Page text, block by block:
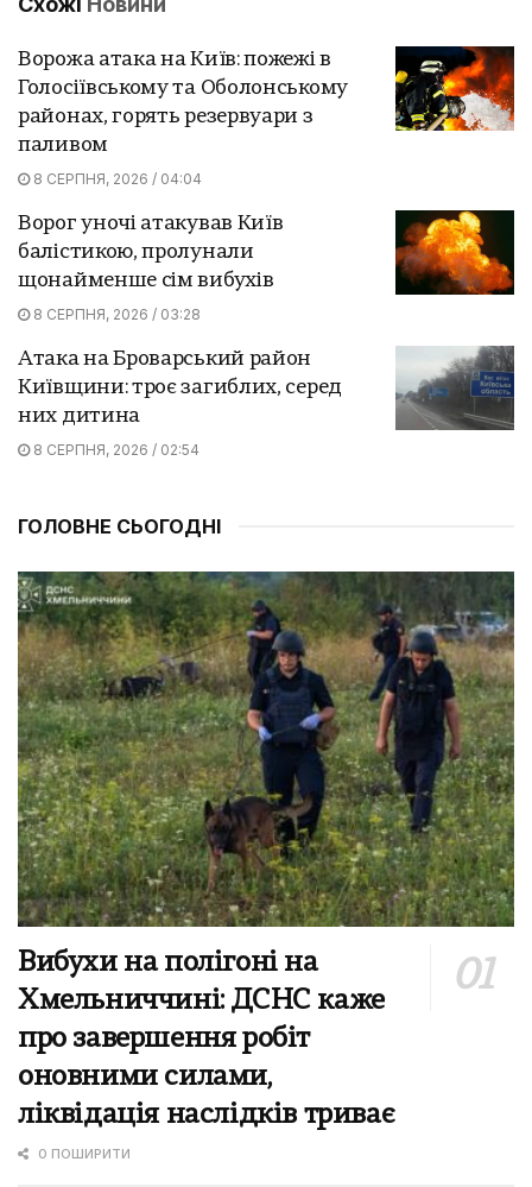
Ворожа атака на Київ: пожежі в
Голосіївському та Оболонському
районах, горять резервуари з
паливом
8 СЕРПНЯ, 2026 / 04:04
Ворог уночі атакував Київ
балістикою, пролунали
щонайменше сім вибухів
8 СЕРПНЯ, 2026 / 03:28
Атака на Броварський район
Київщини: троє загиблих, серед
них дитина
8 СЕРПНЯ, 2026 / 02:54
ГОЛОВНЕ СЬОГОДНІ
Вибухи на полігоні на
Хмельниччині: ДСНС каже
про завершення робіт
оновними силами,
ліквідація наслідків триває
0 ПОШИРИТИ